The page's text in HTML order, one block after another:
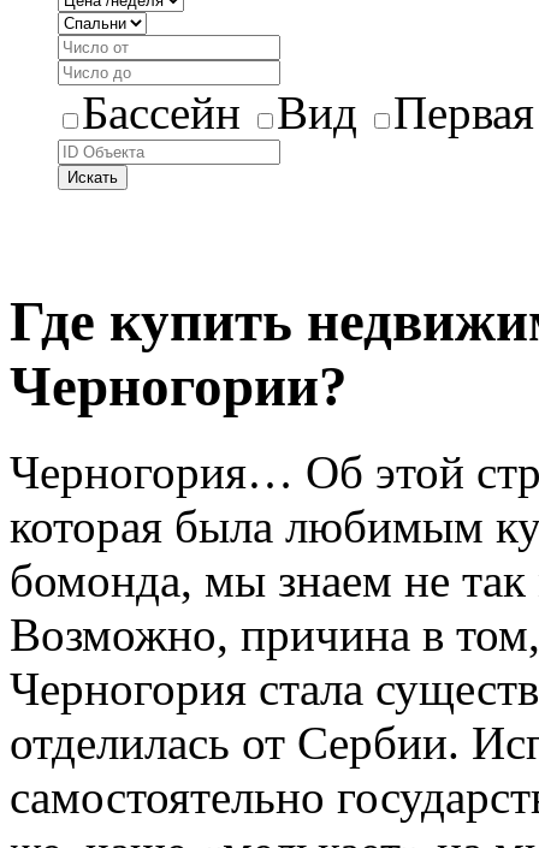
Бассейн Вид
Искать
Где купить
Черногории?
Черногория… Об этой
которая была любимым
бомонда, мы знаем не
Возможно, причина в
Черногория стала
отделилась от Сербии.
самостоятельно